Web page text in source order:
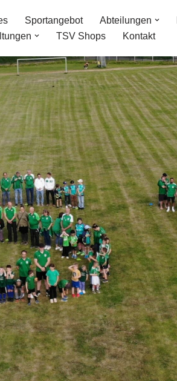
Sportangebot Abteilungen
TSV Shops Kontakt